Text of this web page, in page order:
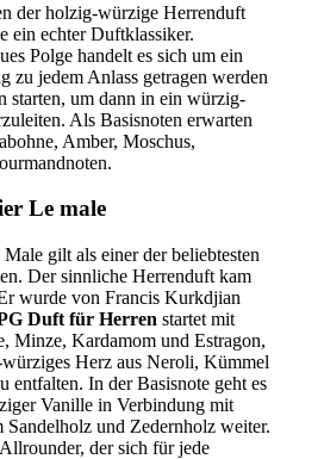
der holzig-würzige Herrenduft
ein echter Duftklassiker.
Polge handelt es sich um ein
zu jedem Anlass getragen werden
starten, um dann in ein würzig-
Als Basisnoten erwarten
Amber, Moschus,
Le male
gilt als einer der beliebtesten
Der sinnliche Herrenduft kam
wurde von Francis Kurkdjian
Duft für Herren startet mit
Minze, Kardamom und Estragon,
Herz aus Neroli, Kümmel
entfalten. In der Basisnote geht es
Vanille in Verbindung mit
Sandelholz und Zedernholz weiter.
der sich für jede